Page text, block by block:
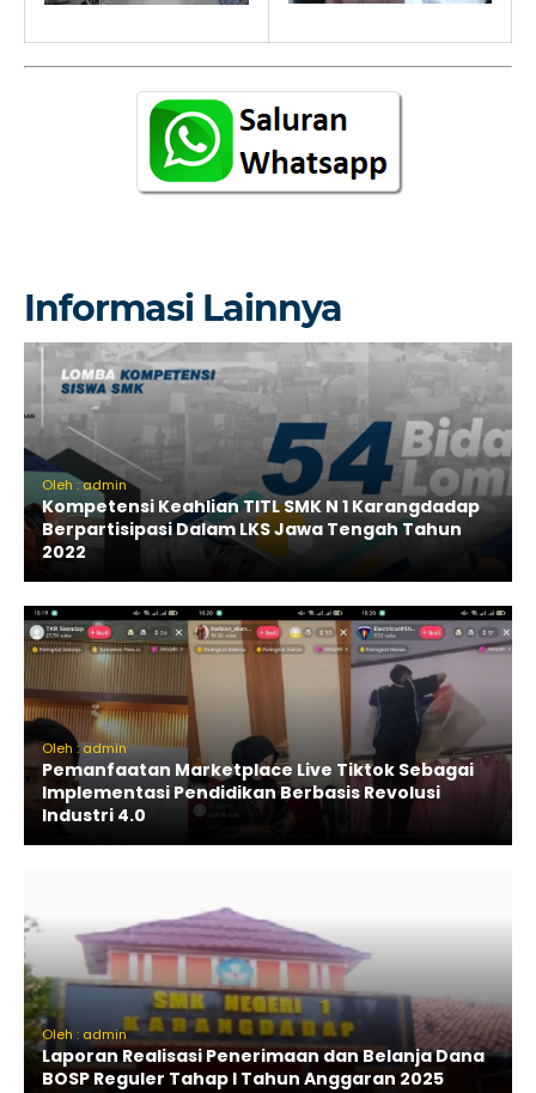
Informasi Lainnya
Oleh : admin
Kompetensi Keahlian TITL SMK N 1 Karangdadap
Berpartisipasi Dalam LKS Jawa Tengah Tahun
2022
Oleh : admin
Pemanfaatan Marketplace Live Tiktok Sebagai
Implementasi Pendidikan Berbasis Revolusi
Industri 4.0
Oleh : admin
Laporan Realisasi Penerimaan dan Belanja Dana
BOSP Reguler Tahap I Tahun Anggaran 2025